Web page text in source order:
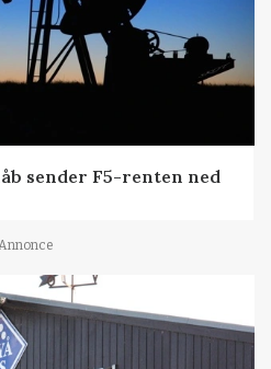
sender F5-renten ned